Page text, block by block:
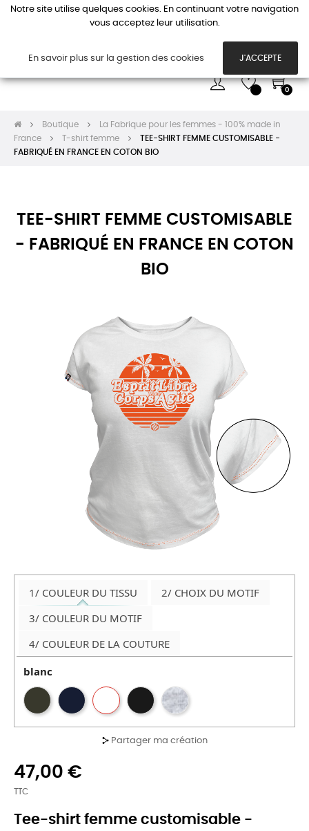
la
0
Boutique
La Fabrique pour les femmes - 100% made in
France
T-shirt femme
TEE-SHIRT FEMME CUSTOMISABLE -
FABRIQUÉ EN FRANCE EN COTON BIO
TEE-SHIRT FEMME CUSTOMISABLE
- FABRIQUÉ EN FRANCE EN COTON
BIO
1/ COULEUR DU TISSU
2/ CHOIX DU MOTIF
3/ COULEUR DU MOTIF
4/ COULEUR DE LA COUTURE
blanc
Partager ma création
47,00 €
TTC
Tee-shirt femme customisable -
Notre site utilise quelques cookies. En continuant votre navigation
vous acceptez leur utilisation.
En savoir plus sur la gestion des cookies J'ACCEPTE